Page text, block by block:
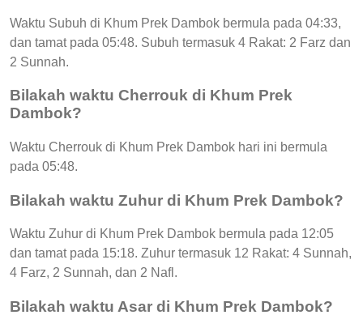
Waktu Subuh di Khum Prek Dambok bermula pada 04:33,
dan tamat pada 05:48. Subuh termasuk 4 Rakat: 2 Farz dan
2 Sunnah.
Bilakah waktu Cherrouk di Khum Prek
Dambok?
Waktu Cherrouk di Khum Prek Dambok hari ini bermula
pada 05:48.
Bilakah waktu Zuhur di Khum Prek Dambok?
Waktu Zuhur di Khum Prek Dambok bermula pada 12:05
dan tamat pada 15:18. Zuhur termasuk 12 Rakat: 4 Sunnah,
4 Farz, 2 Sunnah, dan 2 Nafl.
Bilakah waktu Asar di Khum Prek Dambok?